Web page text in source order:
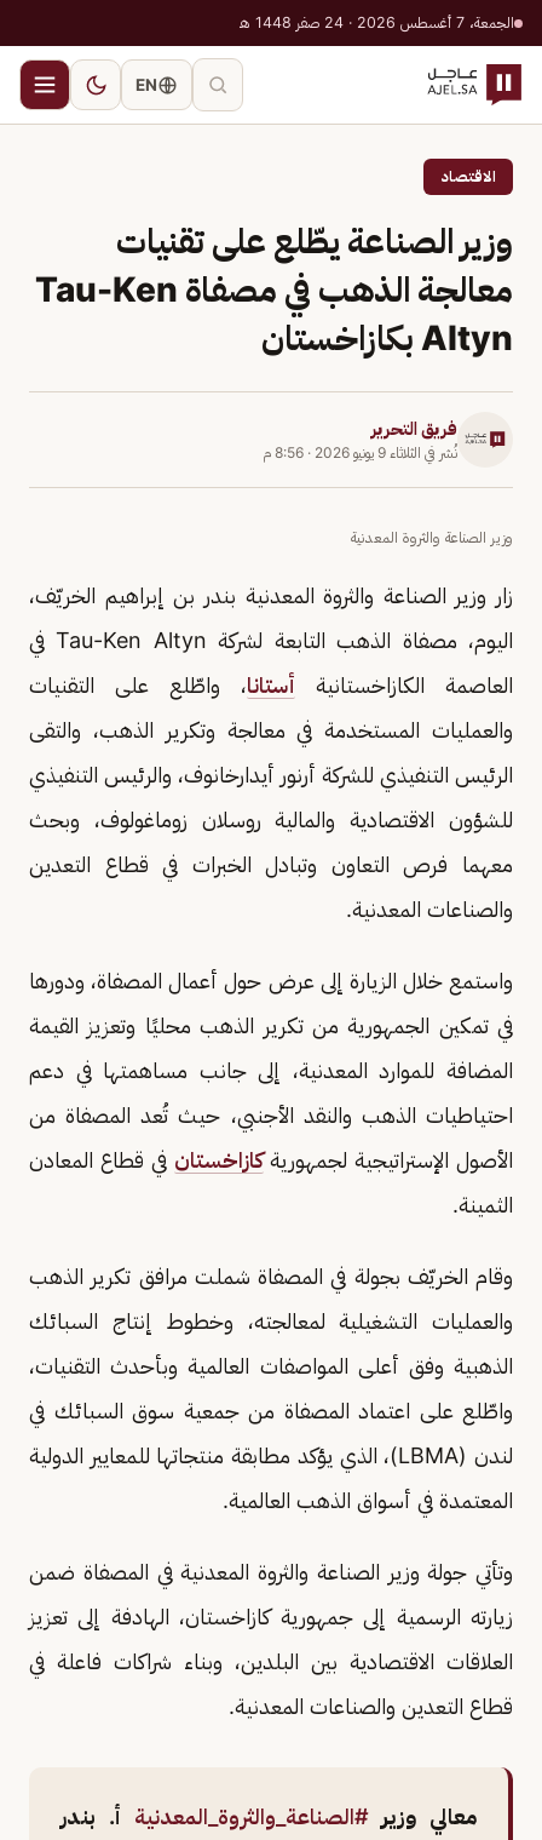
الجمعة، 7 أغسطس 2026 · 24 صفر 1448 هـ
EN
الاقتصاد
وزير الصناعة يطّلع على تقنيات
معالجة الذهب في مصفاة Tau-Ken
Altyn بكازاخستان
فريق التحرير
نُشر في الثلاثاء 9 يونيو 2026 · 8:56 م
وزير الصناعة والثروة المعدنية
زار وزير الصناعة والثروة المعدنية بندر بن إبراهيم الخريّف،
اليوم، مصفاة الذهب التابعة لشركة Tau-Ken Altyn في
العاصمة الكازاخستانية أستانا، واطّلع على التقنيات
والعمليات المستخدمة في معالجة وتكرير الذهب، والتقى
الرئيس التنفيذي للشركة أرنور أيدارخانوف، والرئيس التنفيذي
للشؤون الاقتصادية والمالية روسلان زوماغولوف، وبحث
معهما فرص التعاون وتبادل الخبرات في قطاع التعدين
والصناعات المعدنية.
واستمع خلال الزيارة إلى عرض حول أعمال المصفاة، ودورها
في تمكين الجمهورية من تكرير الذهب محليًا وتعزيز القيمة
المضافة للموارد المعدنية، إلى جانب مساهمتها في دعم
احتياطيات الذهب والنقد الأجنبي، حيث تُعد المصفاة من
الأصول الإستراتيجية لجمهوريةكازاخستان في قطاع المعادن
الثمينة.
وقام الخريّف بجولة في المصفاة شملت مرافق تكرير الذهب
والعمليات التشغيلية لمعالجته، وخطوط إنتاج السبائك
الذهبية وفق أعلى المواصفات العالمية وبأحدث التقنيات،
واطّلع على اعتماد المصفاة من جمعية سوق السبائك في
لندن (LBMA)، الذي يؤكد مطابقة منتجاتها للمعايير الدولية
المعتمدة في أسواق الذهب العالمية.
وتأتي جولة وزير الصناعة والثروة المعدنية في المصفاة ضمن
زيارته الرسمية إلى جمهورية كازاخستان، الهادفة إلى تعزيز
العلاقات الاقتصادية بين البلدين، وبناء شراكات فاعلة في
قطاع التعدين والصناعات المعدنية.
معالي وزير#الصناعة_والثروة_المعدنية أ. بندر